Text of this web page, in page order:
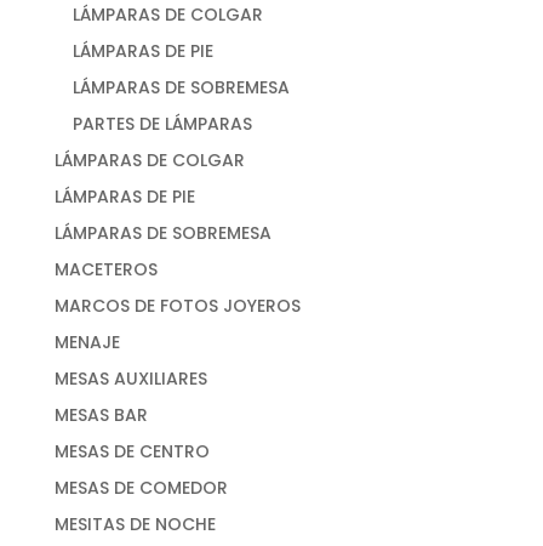
LÁMPARAS DE COLGAR
LÁMPARAS DE PIE
LÁMPARAS DE SOBREMESA
PARTES DE LÁMPARAS
LÁMPARAS DE COLGAR
LÁMPARAS DE PIE
LÁMPARAS DE SOBREMESA
MACETEROS
MARCOS DE FOTOS JOYEROS
MENAJE
MESAS AUXILIARES
MESAS BAR
MESAS DE CENTRO
MESAS DE COMEDOR
MESITAS DE NOCHE